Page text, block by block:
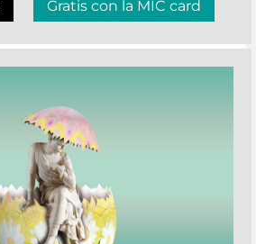
Gratis con la MIC card